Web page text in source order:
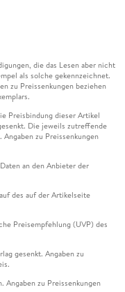
die das Lesen aber nicht
als solche gekennzeichnet.
zu Preissenkungen beziehen
Preisbindung dieser Artikel
Die jeweils zutreffende
zu Preissenkungen
an den Anbieter der
des auf der Artikelseite
Preisempfehlung (UVP) des
gesenkt. Angaben zu
Angaben zu Preissenkungen